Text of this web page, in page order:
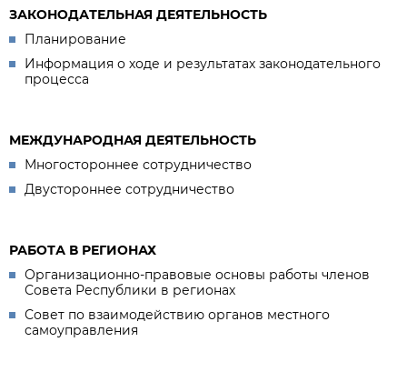
ЗАКОНОДАТЕЛЬНАЯ ДЕЯТЕЛЬНОСТЬ
Планирование
Информация о ходе и результатах законодательного
процесса
МЕЖДУНАРОДНАЯ ДЕЯТЕЛЬНОСТЬ
Многостороннее сотрудничество
Двустороннее сотрудничество
РАБОТА В РЕГИОНАХ
Организационно-правовые основы работы членов
Совета Республики в регионах
Совет по взаимодействию органов местного
самоуправления